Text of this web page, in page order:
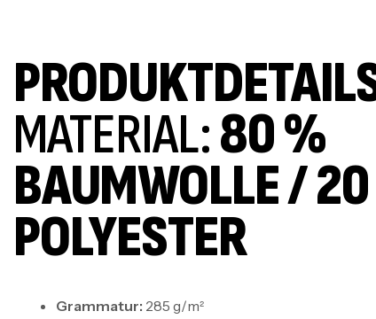
MATERIAL:80 %
BAUMWOLLE /
POLYESTER
Grammatur: 285 g/m²